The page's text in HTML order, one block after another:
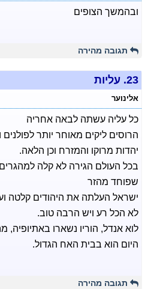
ובהמשך הצופים
תגובה מהירה
23. עליות
אלינוער
כל עליה עשתה לבאה אחריה
הרוסים ליקים מאוחר יותר לפולנים
יהדות מרוקו והמזרח וכן הלאה.
בכל העולם הגירה לא קלה
שפוחד מהזר
ישראל העלתה את היהודים קלטה
לא הכל רע ויש הרבה טוב.
לוא אנדל, הוריו נשארו
היום הוא בבית האח הגדול.
תגובה מהירה